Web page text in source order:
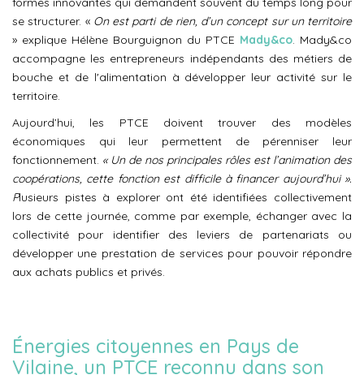
se structurer. « On est parti de rien, d’un concept sur un territoire
» explique Hélène Bourguignon du PTCE Mady&co. Mady&co
accompagne les entrepreneurs indépendants des métiers de
bouche et de l'alimentation à développer leur activité sur le
territoire.
Aujourd’hui, les PTCE doivent trouver des modèles
économiques qui leur permettent de pérenniser leur
fonctionnement. « Un de nos principales rôles est l’animation des
coopérations, cette fonction est difficile à financer aujourd’hui ».
Plusieurs pistes à explorer ont été identifiées collectivement
lors de cette journée, comme par exemple, échanger avec la
collectivité pour identifier des leviers de partenariats ou
développer une prestation de services pour pouvoir répondre
aux achats publics et privés.
Énergies citoyennes en Pays de
Vilaine, un PTCE reconnu dans son